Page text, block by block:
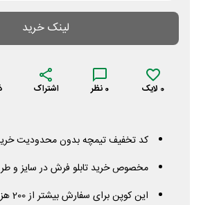
لینک خرید
0 لایک 0 نظر اشتراک
کد تخفیف تیمچه بدون محدودیت
مخصوص خرید تابلو فرش در سایز و
این کوپن برای سفارش بیشتر از 200 هزار تومان فعال است